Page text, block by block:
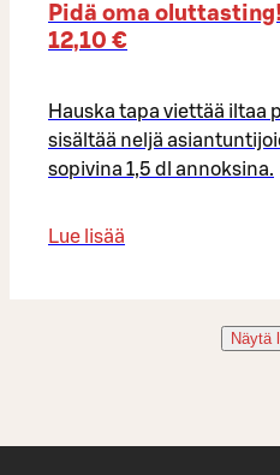
Pidä oma
12,10 €
Hauska tapa viettää iltaa
sisältää neljä
sopivina 1,5 dl annoksina.
Lue lisää
Näytä